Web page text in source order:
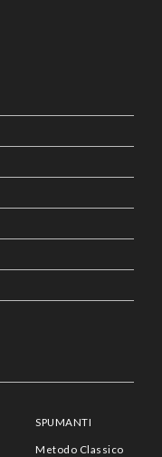
SPUMANTI
Metodo Classico